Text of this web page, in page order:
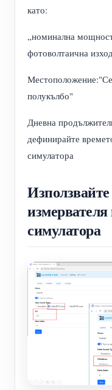
като:
„номинална
фотоволтаична
полукълбо"
Дневна
дефинирайте
симулатора
симулатора